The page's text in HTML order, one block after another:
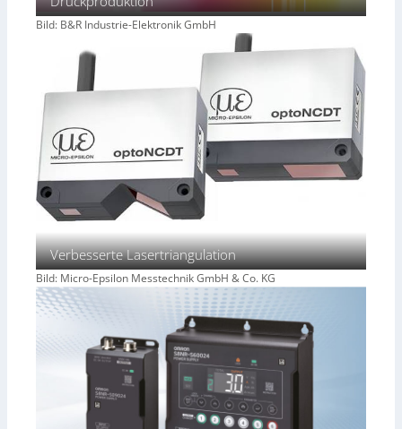
Bild: B&R Industrie-Elektronik GmbH
Verbesserte Lasertriangulation
Bild: Micro-Epsilon Messtechnik GmbH & Co. KG